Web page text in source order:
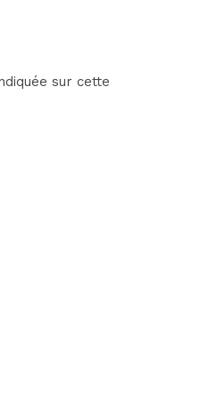
sur cette